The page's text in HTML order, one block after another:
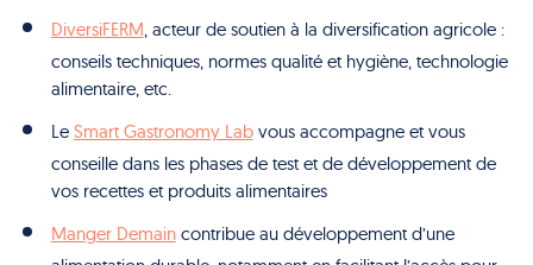
DiversiFERM, acteur de soutien à la diversification agricole :
conseils techniques, normes qualité et hygiène, technologie
alimentaire, etc.
Le Smart Gastronomy Labvous accompagne et vous
conseille dans les phases de test et de développement de
vos recettes et produits alimentaires
Manger Demaincontribue au développement d’une